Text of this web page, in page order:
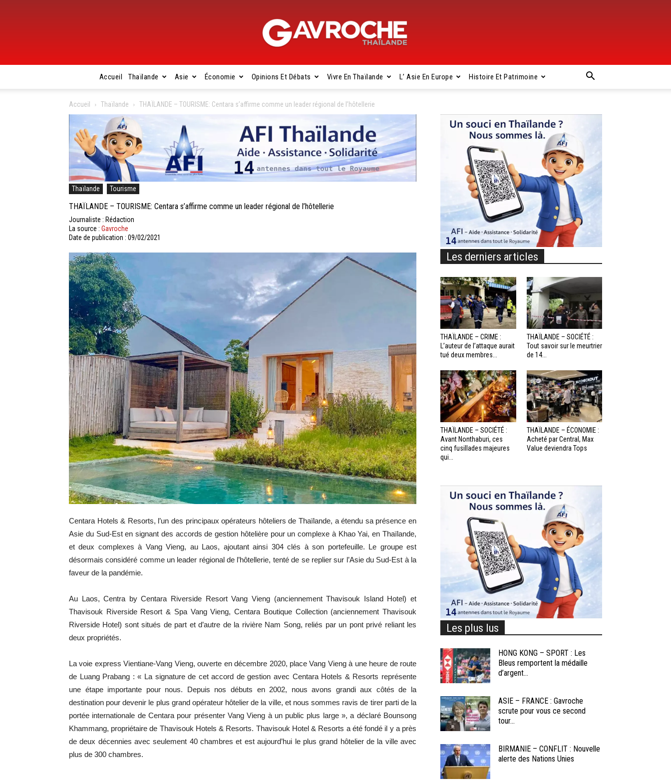
Gavroche
Thaïlande
Accueil Thaïlande Asie Économie Opinions Et Débats Vivre En Thaïlande L’ Asie En Europe Histoire Et Patrimoine
Accueil Thaïlande THAÏLANDE – TOURISME: Centara s’affirme comme un leader régional de l’hôtellerie
Thaïlande Tourisme
THAÏLANDE – TOURISME: Centara s’affirme comme un leader régional de l’hôtellerie
Journaliste : Rédaction
La source : Gavroche
Date de publication : 09/02/2021
Centara Hotels & Resorts, l’un des principaux opérateurs hôteliers de Thaïlande, a étendu sa présence en
Asie du Sud-Est en signant des accords de gestion hôtelière pour un complexe à Khao Yai, en Thaïlande,
et deux complexes à Vang Vieng, au Laos, ajoutant ainsi 304 clés à son portefeuille. Le groupe est
désormais considéré comme un leader régional de l’hôtellerie, tenté de se replier sur l’Asie du Sud-Est à la
faveur de la pandémie.
Au Laos, Centra by Centara Riverside Resort Vang Vieng (anciennement Thavisouk Island Hotel) et
Thavisouk Riverside Resort & Spa Vang Vieng, Centara Boutique Collection (anciennement Thavisouk
Riverside Hotel) sont situés de part et d’autre de la rivière Nam Song, reliés par un pont privé reliant les
deux propriétés.
La voie express Vientiane-Vang Vieng, ouverte en décembre 2020, place Vang Vieng à une heure de route
de Luang Prabang : « La signature de cet accord de gestion avec Centara Hotels & Resorts représente
une étape importante pour nous. Depuis nos débuts en 2002, nous avons grandi aux côtés de la
destination pour devenir le plus grand opérateur hôtelier de la ville, et nous sommes ravis de tirer parti de la
portée internationale de Centara pour présenter Vang Vieng à un public plus large », a déclaré Bounsong
Khammang, propriétaire de Thavisouk Hotels & Resorts. Thavisouk Hotel & Resorts a été fondé il y a près
de deux décennies avec seulement 40 chambres et est aujourd’hui le plus grand hôtelier de la ville avec
plus de 300 chambres.
Les derniers articles
THAÏLANDE – CRIME :
L’auteur de l’attaque aurait
tué deux membres...
THAÏLANDE – SOCIÉTÉ :
Tout savoir sur le meurtrier
de 14...
THAÏLANDE – SOCIÉTÉ :
Avant Nonthaburi, ces
cinq fusillades majeures
qui...
THAÏLANDE – ÉCONOMIE :
Acheté par Central, Max
Value deviendra Tops
Les plus lus
HONG KONG – SPORT : Les
Bleus remportent la médaille
d’argent...
ASIE – FRANCE : Gavroche
scrute pour vous ce second
tour...
BIRMANIE – CONFLIT : Nouvelle
alerte des Nations Unies